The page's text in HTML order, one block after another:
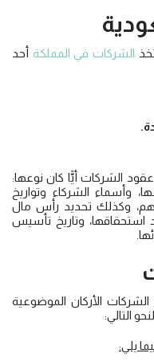
الشركات في المملكة أحد
الشركات أيًّا كان نوعها:
وأسماء الشركاء وتواريخ
وكذلك تحديد رأس مال
وتاريخ تأسيس
الأركان الموضوعية
التالي:
يلي: